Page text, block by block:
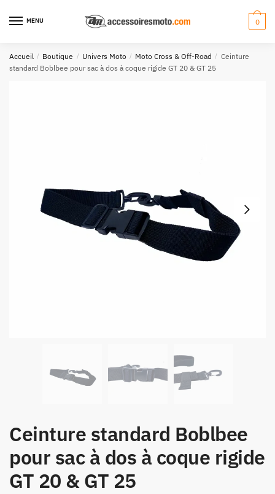
navigation
au
MENU 0
Accueil / Boutique / Univers Moto / Moto Cross & Off-Road / Ceinture
standard Boblbee pour sac à dos à coque rigide GT 20 & GT 25
Ceinture standard Boblbee
pour sac à dos à coque rigide
GT 20 & GT 25